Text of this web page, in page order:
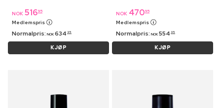
NOK 51695
Medlemspris
Normalpris: NOK 634 95
KJØP
NOK 47095
Medlemspris
Normalpris: NOK 554 95
KJØP